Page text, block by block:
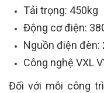
Tải trọng: 450kg
Động cơ điện:
Nguồn điện đèn:
Công nghệ VXL
Đối với mỗi công